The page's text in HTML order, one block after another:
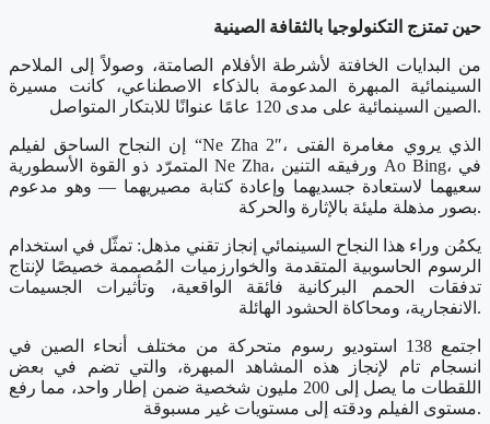
حين تمتزج التكنولوجيا بالثقافة الصينية
من البدايات الخافتة لأشرطة الأفلام الصامتة، وصولاً إلى الملاحم
السينمائية المبهرة المدعومة بالذكاء الاصطناعي، كانت مسيرة
الصين السينمائية على مدى 120 عامًا عنوانًا للابتكار المتواصل.
إن النجاح الساحق لفيلم “Ne Zha 2″، الذي يروي مغامرة الفتى
المتمرّد ذو القوة الأسطورية Ne Zha، ورفيقه التنين Ao Bing، في
سعيهما لاستعادة جسديهما وإعادة كتابة مصيريهما — وهو مدعوم
بصور مذهلة مليئة بالإثارة والحركة.
يكمُن وراء هذا النجاح السينمائي إنجاز تقني مذهل: تمثّل في استخدام
الرسوم الحاسوبية المتقدمة والخوارزميات المُصممة خصيصًا لإنتاج
تدفقات الحمم البركانية فائقة الواقعية، وتأثيرات الجسيمات
الانفجارية، ومحاكاة الحشود الهائلة.
اجتمع 138 استوديو رسوم متحركة من مختلف أنحاء الصين في
انسجام تام لإنجاز هذه المشاهد المبهرة، والتي تضم في بعض
اللقطات ما يصل إلى 200 مليون شخصية ضمن إطار واحد، مما رفع
مستوى الفيلم ودقته إلى مستويات غير مسبوقة.